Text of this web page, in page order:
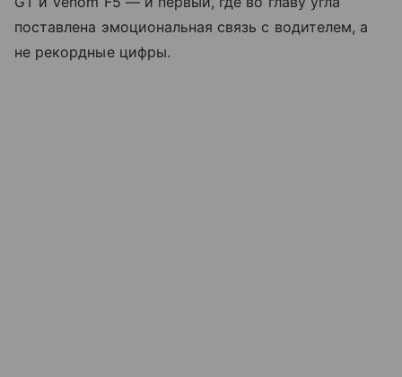
поставлена эмоциональная связь с водителем, а
не рекордные цифры.